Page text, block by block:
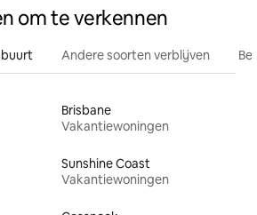
om te verkennen
buurt Andere soorten verblijven
Brisbane
Vakantiewoningen
Sunshine Coast
Vakantiewoningen